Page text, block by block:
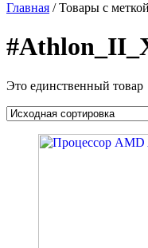
Главная / Товары с
Это единственный товар